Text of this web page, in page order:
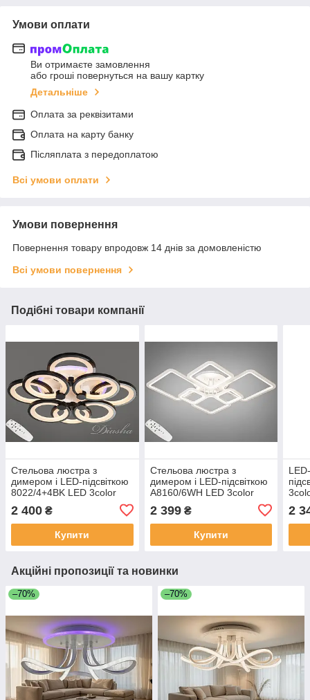
Умови оплати
Ви отримаєте замовлення
або гроші повернуться на вашу картку
Детальніше
Оплата за реквізитами
Оплата на карту банку
Післяплата з передоплатою
Всі умови оплати
Умови повернення
Повернення товару впродовж 14 днів за домовленістю
Всі умови повернення
Подібні товари компанії
Стельова люстра з
димером і LED-підсвіткою
8022/4+4BK LED 3color
2 400 ₴
Купити
Стельова люстра з
димером і LED-підсвіткою
A8160/6WH LED 3color
2 399₴
Купити
2
Акційні пропозиції та новинки
–70% –70%